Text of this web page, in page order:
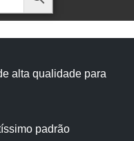
alta qualidade para
padrão